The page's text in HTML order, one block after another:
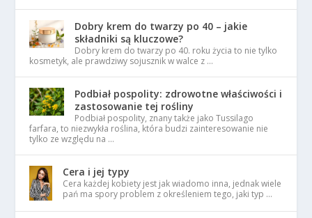
Dobry krem do twarzy po 40 – jakie
składniki są kluczowe?
Dobry krem do twarzy po 40. roku życia to nie tylko
kosmetyk, ale prawdziwy sojusznik w walce z …
Podbiał pospolity: zdrowotne właściwości i
zastosowanie tej rośliny
Podbiał pospolity, znany także jako Tussilago
farfara, to niezwykła roślina, która budzi zainteresowanie nie
tylko ze względu na …
Cera i jej typy
Cera każdej kobiety jest jak wiadomo inna, jednak wiele
pań ma spory problem z określeniem tego, jaki typ …